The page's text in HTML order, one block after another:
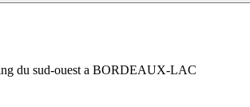
du sud-ouest a BORDEAUX-LAC